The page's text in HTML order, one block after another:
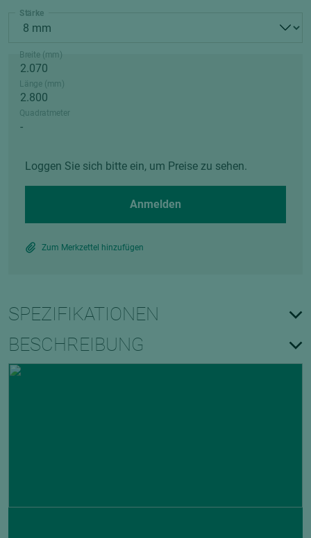
Stärke
Breite (mm)
Länge (mm)
Quadratmeter
Loggen Sie sich bitte ein, um Preise zu sehen.
Anmelden
Zum Merkzettel hinzufügen
SPEZIFIKATIONEN
BESCHREIBUNG